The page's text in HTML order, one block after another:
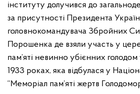
інституту долучився до
за присутності Президента
головнокомандувача Збройних
Порошенка де взяли участь у
пам’яті невинно убієнних голодом
1933 роках, яка відбулася у
“Меморіал пам’яті жертв